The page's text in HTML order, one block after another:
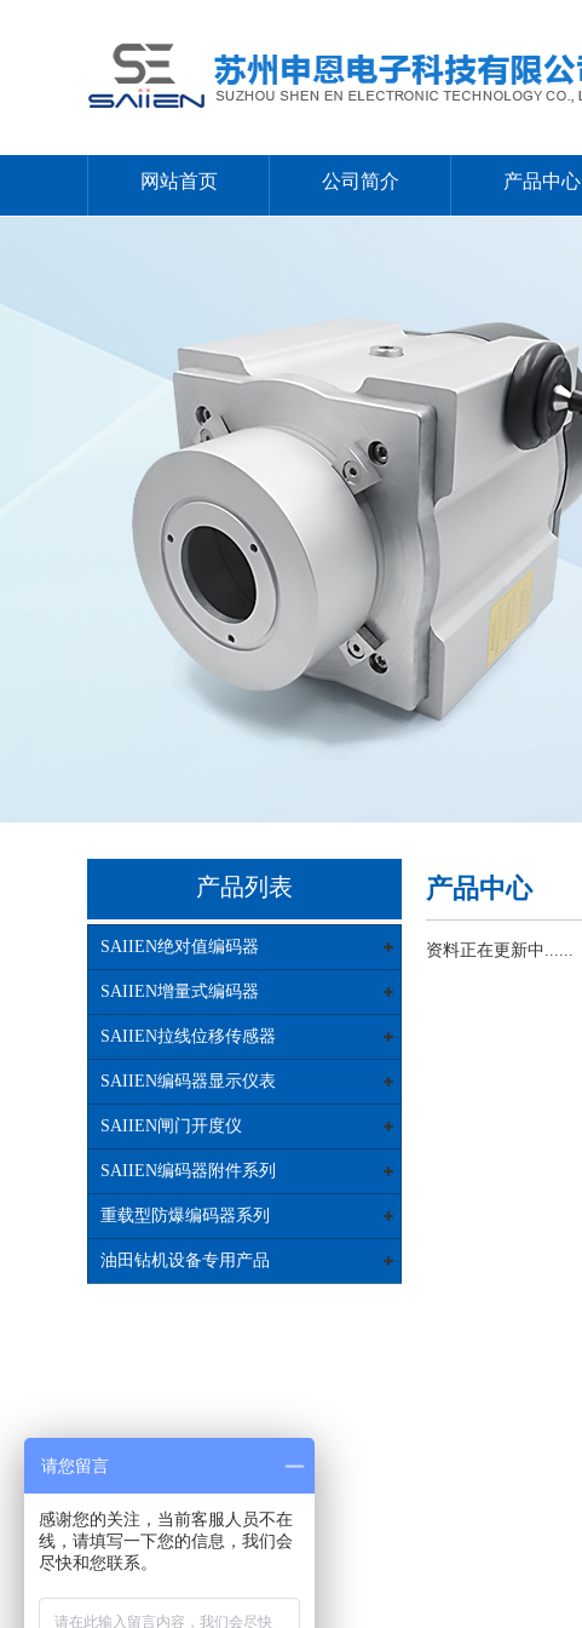
网站首页 公司简介 产品中心
产品列表
SAIIEN绝对值编码器
SAIIEN增量式编码器
SAIIEN拉线位移传感器
SAIIEN编码器显示仪表
SAIIEN闸门开度仪
SAIIEN编码器附件系列
重载型防爆编码器系列
油田钻机设备专用产品
产品中心
资料正在更新中......
请您留言
感谢您的关注，当前客服人员不在
线，请填写一下您的信息，我们会
尽快和您联系。